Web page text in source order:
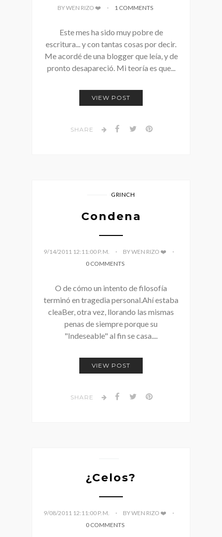
BY WEN RIZO ❤️
1 COMMENTS
Este mes ha sido muy pobre de
escritura... y con tantas cosas por decir.
Me acordé de una blogger que leía, y de
pronto desapareció. Mi teoría es que...
VIEW POST
SHARE
GRINCH
Condena
9/14/2011 12:11:00 P. M.
BY WEN RIZO ❤️
0 COMMENTS
O de cómo un intento de filosofía
terminó en tragedia personal.Ahí estaba
cleaBer, otra vez, llorando las mismas
penas de siempre porque su
"Indeseable" al fin se casa....
VIEW POST
SHARE
¿Celos?
9/08/2011 12:11:00 P. M.
BY WEN RIZO ❤️
0 COMMENTS